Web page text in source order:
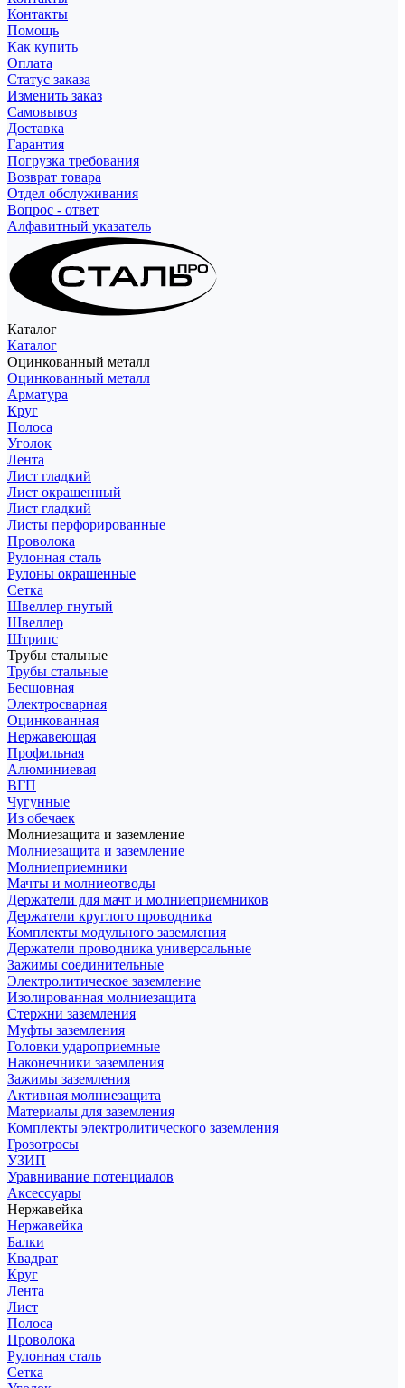
Контакты
Помощь
Как купить
Оплата
Статус заказа
Изменить заказ
Самовывоз
Доставка
Гарантия
Погрузка требования
Возврат товара
Отдел обслуживания
Вопрос - ответ
Алфавитный указатель
Каталог
Каталог
Оцинкованный металл
Оцинкованный металл
Арматура
Круг
Полоса
Уголок
Лента
Лист гладкий
Лист окрашенный
Лист гладкий
Листы перфорированные
Проволока
Рулонная сталь
Рулоны окрашенные
Сетка
Швеллер гнутый
Швеллер
Штрипс
Трубы стальные
Трубы стальные
Бесшовная
Электросварная
Оцинкованная
Нержавеющая
Профильная
Алюминиевая
ВГП
Чугунные
Из обечаек
Молниезащита и заземление
Молниезащита и заземление
Молниеприемники
Мачты и молниеотводы
Держатели для мачт и молниеприемников
Держатели круглого проводника
Комплекты модульного заземления
Держатели проводника универсальные
Зажимы соединительные
Электролитическое заземление
Изолированная молниезащита
Стержни заземления
Муфты заземления
Головки удароприемные
Наконечники заземления
Зажимы заземления
Активная молниезащита
Материалы для заземления
Комплекты электролитического заземления
Грозотросы
УЗИП
Уравнивание потенциалов
Аксессуары
Нержавейка
Нержавейка
Балки
Квадрат
Круг
Лента
Лист
Полоса
Проволока
Рулонная сталь
Сетка